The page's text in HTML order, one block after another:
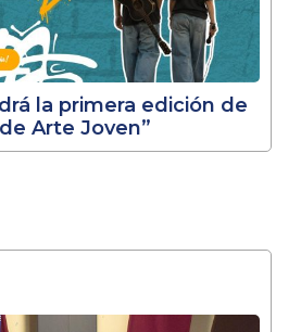
la primera edición de
Arte Joven”